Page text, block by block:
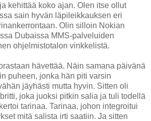
kehittää koko ajan. Olen itse ollut
sain hyvän läpileikkauksen eri
Olin silloin Nokian
Dubaissa MMS-palveluiden
ohjelmistotalon vinkkelistä.
hävettää. Näin samana päivänä
puheen, jonka hän piti varsin
jäyhästi mutta hyvin. Sitten oli
joka juoksi pitkin salia ja tuli todellä
tarinaa. Tarinaa, johon integroitui
mitä salista irti saatiin. Ja sitten